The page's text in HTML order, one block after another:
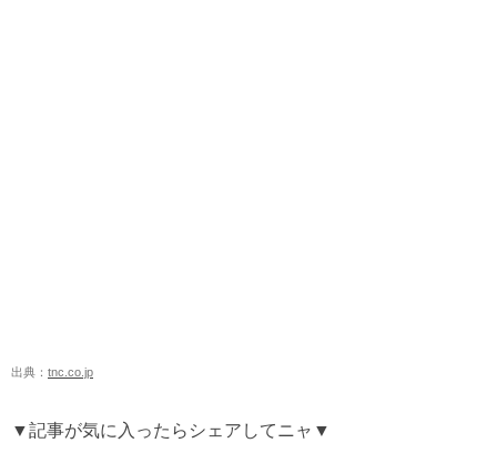
出典： tnc.co.jp
▼記事が気に入ったらシェアしてニャ▼